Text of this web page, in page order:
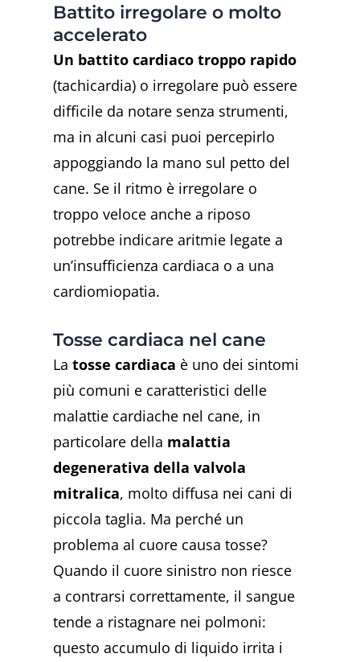
Battito irregolare o molto
accelerato
Un battito cardiaco troppo rapido
(tachicardia) o irregolare può essere
difficile da notare senza strumenti,
ma in alcuni casi puoi percepirlo
appoggiando la mano sul petto del
cane. Se il ritmo è irregolare o
troppo veloce anche a riposo
potrebbe indicare aritmie legate a
un’insufficienza cardiaca o a una
cardiomiopatia.
Tosse cardiaca nel cane
Latosse cardiaca è uno dei sintomi
più comuni e caratteristici delle
malattie cardiache nel cane, in
particolare della malattia
degenerativa della valvola
mitralica, molto diffusa nei cani di
piccola taglia. Ma perché un
problema al cuore causa tosse?
Quando il cuore sinistro non riesce
a contrarsi correttamente, il sangue
tende a ristagnare nei polmoni:
questo accumulo di liquido irrita i